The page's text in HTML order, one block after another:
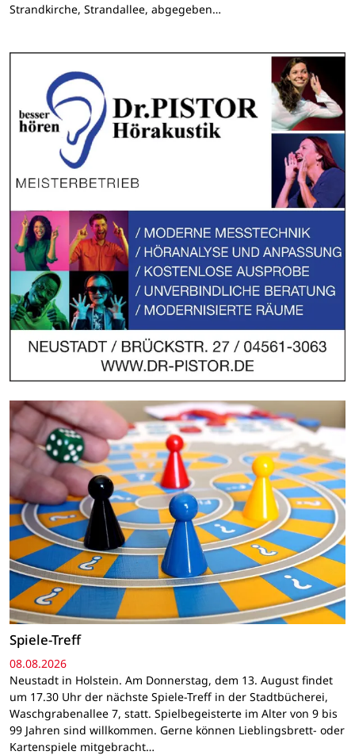
Strandkirche, Strandallee, abgegeben…
Spiele-Treff
08.08.2026
Neustadt in Holstein. Am Donnerstag, dem 13. August findet
um 17.30 Uhr der nächste Spiele-Treff in der Stadtbücherei,
Waschgrabenallee 7, statt. Spielbegeisterte im Alter von 9 bis
99 Jahren sind willkommen. Gerne können Lieblingsbrett- oder
Kartenspiele mitgebracht…